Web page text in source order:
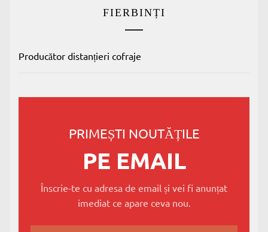
FIERBINȚI
Producător distanțieri cofraje
PRIMEȘTI NOUTĂȚILE
PE EMAIL
Înscrie-te cu adresa de email și vei fi anunțat
imediat ce apare ceva nou.